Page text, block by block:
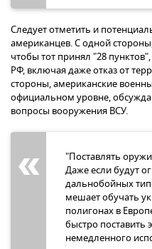
Следует отметить и
американцев. С одной
чтобы тот принял "28
РФ, включая даже отказ от
стороны, американские
официальном уровне,
вопросы вооружения ВСУ.
"Поставлять
Даже если будут
дальнобойных
мешает обучать
полигонах в
быстро поставить
немедленного